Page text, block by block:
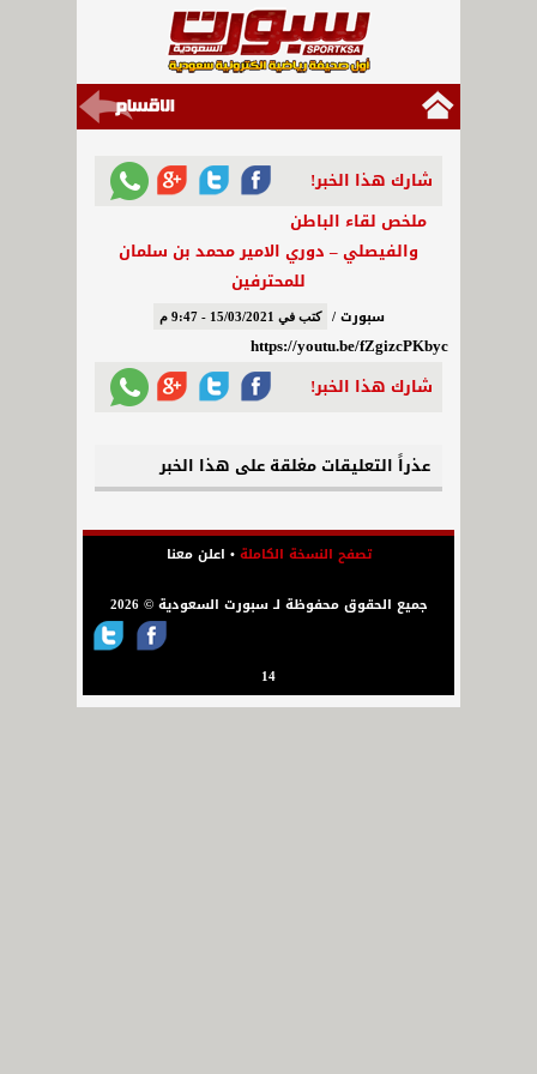
شارك هذا الخبر!
ملخص لقاء الباطن
والفيصلي – دوري الامير محمد بن سلمان
للمحترفين
سبورت / كتب في 15/03/2021 - 9:47 م
https://youtu.be/fZgizcPKbyc
شارك هذا الخبر!
عذراً التعليقات مغلقة على هذا الخبر
تصفح النسخة الكاملة• اعلن معنا
جميع الحقوق محفوظة لـ سبورت السعودية © 2026
14